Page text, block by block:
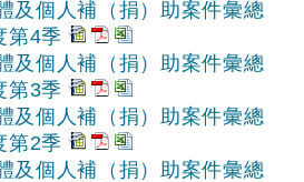
及個人補（捐）助案件彙總
第4季
及個人補（捐）助案件彙總
第3季
及個人補（捐）助案件彙總
第2季
及個人補（捐）助案件彙總